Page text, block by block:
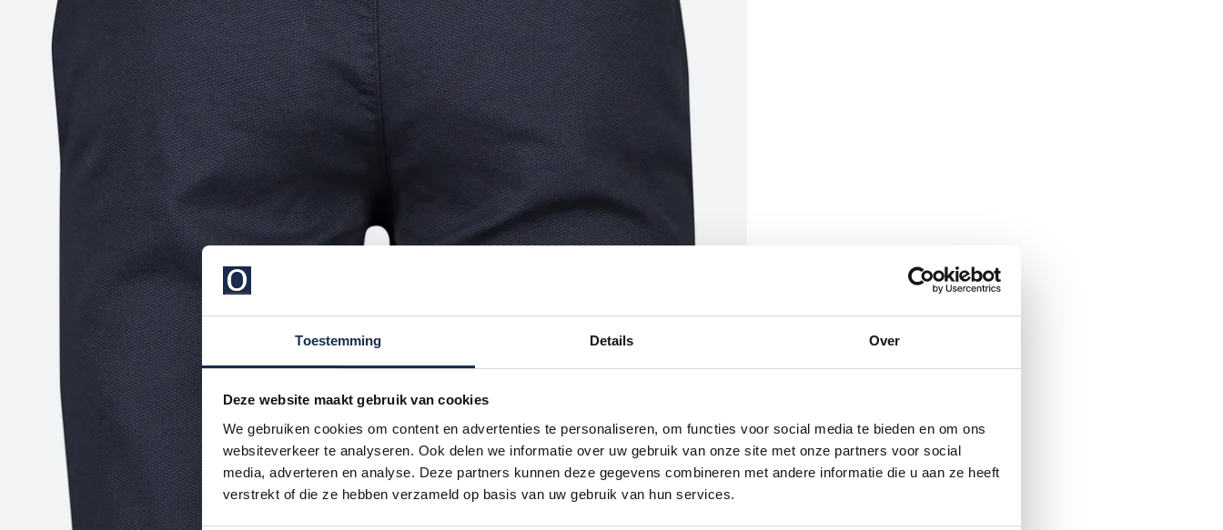
Toestemming Details Over
Deze website maakt gebruik van cookies
We gebruiken cookies om content en advertenties te personaliseren, om functies voor social media te bieden en om ons
websiteverkeer te analyseren. Ook delen we informatie over uw gebruik van onze site met onze partners voor social
media, adverteren en analyse. Deze partners kunnen deze gegevens combineren met andere informatie die u aan ze heeft
verstrekt of die ze hebben verzameld op basis van uw gebruik van hun services.